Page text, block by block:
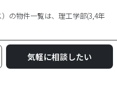
）の物件一覧は、 理工学部(3,4年
気軽に相談したい